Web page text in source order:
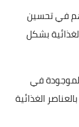
في تحسين
بشكل
في
الغذائية